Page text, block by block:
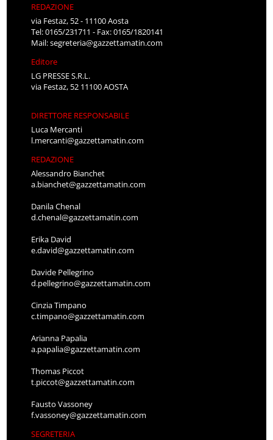
REDAZIONE
via Festaz, 52 - 11100 Aosta
Tel: 0165/231711 - Fax: 0165/1820141
Mail:segreteria@gazzettamatin.com
Editore
LG PRESSE S.R.L.
via Festaz, 52 11100 AOSTA
DIRETTORE RESPONSABILE
Luca Mercanti
l.mercanti@gazzettamatin.com
REDAZIONE
Alessandro Bianchet
a.bianchet@gazzettamatin.com
Danila Chenal
d.chenal@gazzettamatin.com
Erika David
e.david@gazzettamatin.com
Davide Pellegrino
d.pellegrino@gazzettamatin.com
Cinzia Timpano
c.timpano@gazzettamatin.com
Arianna Papalia
a.papalia@gazzettamatin.com
Thomas Piccot
t.piccot@gazzettamatin.com
Fausto Vassoney
f.vassoney@gazzettamatin.com
SEGRETERIA